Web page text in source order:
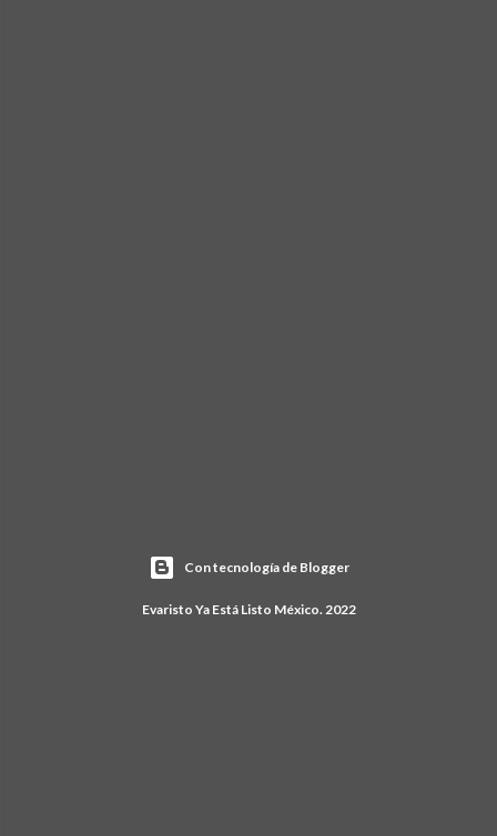
Con tecnología de Blogger
Evaristo Ya Está Listo México. 2022